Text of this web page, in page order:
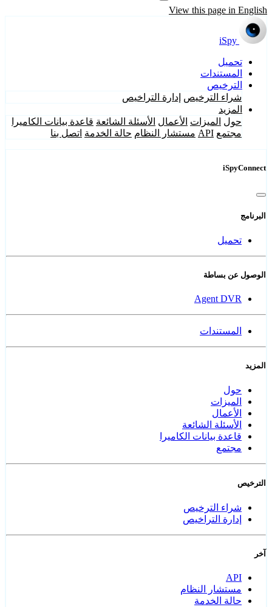
View this page in English
iSpy
تحميل
المستندات
الترخيص
شراء الترخيص إدارة التراخيص
المزيد
حول الميزات الأعمال الأسئلة الشائعة قاعدة بيانات الكاميرا
مجتمع API مستشار النظام حالة الخدمة اتصل بنا
iSpyConnect
البرنامج
تحميل
الوصول عن بساطة
Agent DVR
المستندات
المزيد
حول
الميزات
الأعمال
الأسئلة الشائعة
قاعدة بيانات الكاميرا
مجتمع
الترخيص
شراء الترخيص
إدارة التراخيص
آخر
API
مستشار النظام
حالة الخدمة